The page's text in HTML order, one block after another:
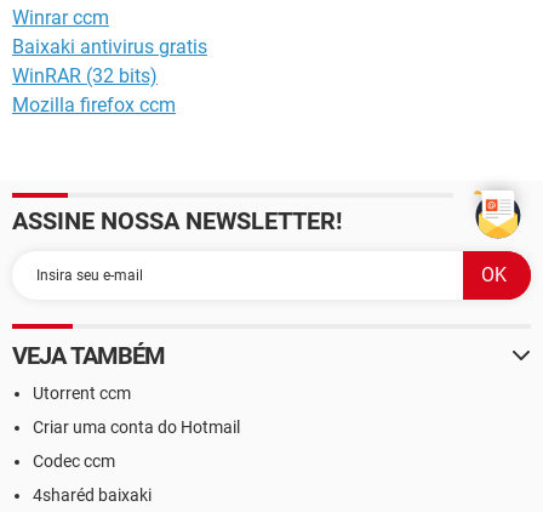
Winrar ccm
Baixaki antivirus gratis
WinRAR (32 bits)
Mozilla firefox ccm
ASSINE NOSSA NEWSLETTER!
VEJA TAMBÉM
Utorrent ccm
Criar uma conta do Hotmail
Codec ccm
4sharéd baixaki